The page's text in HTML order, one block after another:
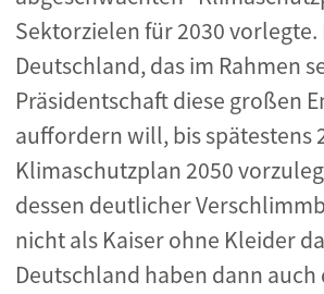
Sektorzielen für 2030 vorlegte.
Deutschland, das im Rahmen
Präsidentschaft diese großen
auffordern will, bis spätestens
Klimaschutzplan 2050
dessen deutlicher
nicht als Kaiser ohne Kleider
Deutschland haben dann auch